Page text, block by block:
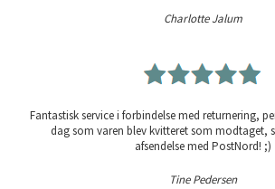
Charlotte Jalum
Fantastisk service i forbindelse med returnering,
dag som varen blev kvitteret som modtaget,
afsendelse med PostNord! ;)
Tine Pedersen